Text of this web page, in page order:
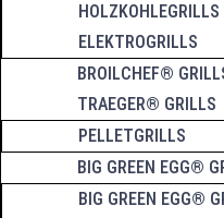
HOLZKOHLEGRILLS
ELEKTROGRILLS
BROILCHEF®
TRAEGER® GRILLS
PELLETGRILLS
BIG GREEN EGG®
BIG GREEN EGG®